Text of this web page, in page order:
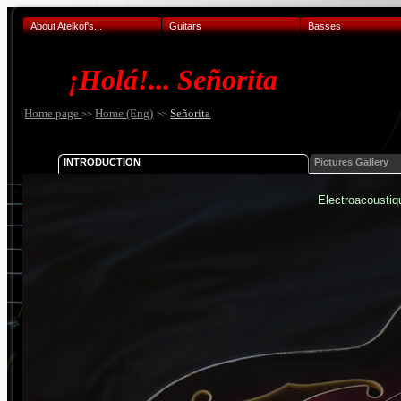
About Atelkof's... Guitars Basses
¡Holá!... Señorita
Home page>> Home (Eng) >>Señorita
INTRODUCTION Pictures Gallery